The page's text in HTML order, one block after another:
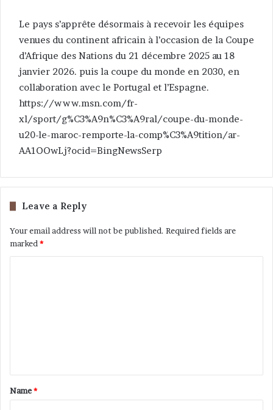
Le pays s’apprête désormais à recevoir les équipes
venues du continent africain à l’occasion de la Coupe
d’Afrique des Nations du 21 décembre 2025 au 18
janvier 2026. puis la coupe du monde en 2030, en
collaboration avec le Portugal et l’Espagne.
https://www.msn.com/fr-
xl/sport/g%C3%A9n%C3%A9ral/coupe-du-monde-
u20-le-maroc-remporte-la-comp%C3%A9tition/ar-
AA1OOwLj?ocid=BingNewsSerp
Leave a Reply
Your email address will not be published. Required fields are
marked*
Name*